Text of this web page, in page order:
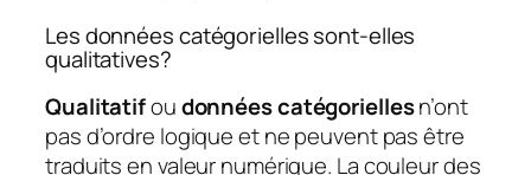
Les données catégorielles sont-elles
qualitatives?
Qualitatifoudonnées catégoriellesn’ont
pas d’ordre logique et ne peuvent pas être
traduits en valeur numérique. La couleur des